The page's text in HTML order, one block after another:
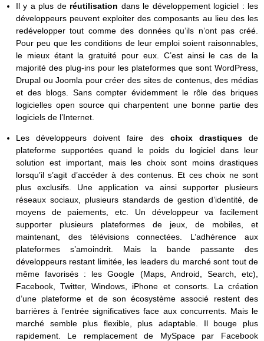
Il y a plus de réutilisation dans le développement logiciel : les
développeurs peuvent exploiter des composants au lieu des les
redévelopper tout comme des données qu’ils n’ont pas créé.
Pour peu que les conditions de leur emploi soient raisonnables,
le mieux étant la gratuité pour eux. C’est ainsi le cas de la
majorité des plug-ins pour les plateformes que sont WordPress,
Drupal ou Joomla pour créer des sites de contenus, des médias
et des blogs. Sans compter évidemment le rôle des briques
logicielles open source qui charpentent une bonne partie des
logiciels de l’Internet.
Les développeurs doivent faire des choix drastiquesde
plateforme supportées quand le poids du logiciel dans leur
solution est important, mais les choix sont moins drastiques
lorsqu’il s’agit d’accéder à des contenus. Et ces choix ne sont
plus exclusifs. Une application va ainsi supporter plusieurs
réseaux sociaux, plusieurs standards de gestion d’identité, de
moyens de paiements, etc. Un développeur va facilement
supporter plusieurs plateformes de jeux, de mobiles, et
maintenant, des télévisions connectées. L’adhérence aux
plateformes s’amoindrit. Mais la bande passante des
développeurs restant limitée, les leaders du marché sont tout de
même favorisés : les Google (Maps, Android, Search, etc),
Facebook, Twitter, Windows, iPhone et consorts. La création
d’une plateforme et de son écosystème associé restent des
barrières à l’entrée significatives face aux concurrents. Mais le
marché semble plus flexible, plus adaptable. Il bouge plus
rapidement. Le remplacement de MySpace par Facebook